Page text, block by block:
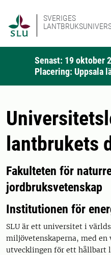
SVERIGES
Senast: 19 oktober
Placering: Uppsala
lantbrukets
Fakulteten för
jordbruksvetenskap
Institutionen för
SLU är ett universitet i
miljövetenskaperna, med
utvecklingen för ett hållbart